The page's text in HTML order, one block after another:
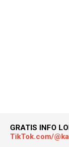
GRATIS INFO
TikTok.com/